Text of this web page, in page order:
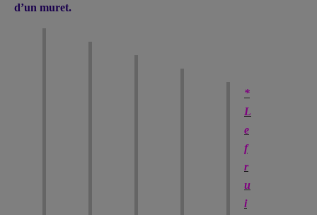
d’un muret.
*
L
e
f
r
u
i